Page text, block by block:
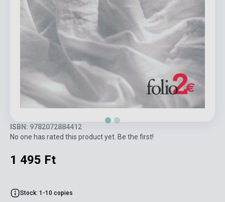
ISBN: 9782072884412
No one has rated this product yet. Be the first!
1 495 Ft
Stock: 1-10 copies